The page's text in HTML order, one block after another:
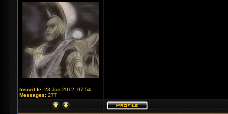
Inscrit le: 23 Jan 2012, 07:54
Messages: 277